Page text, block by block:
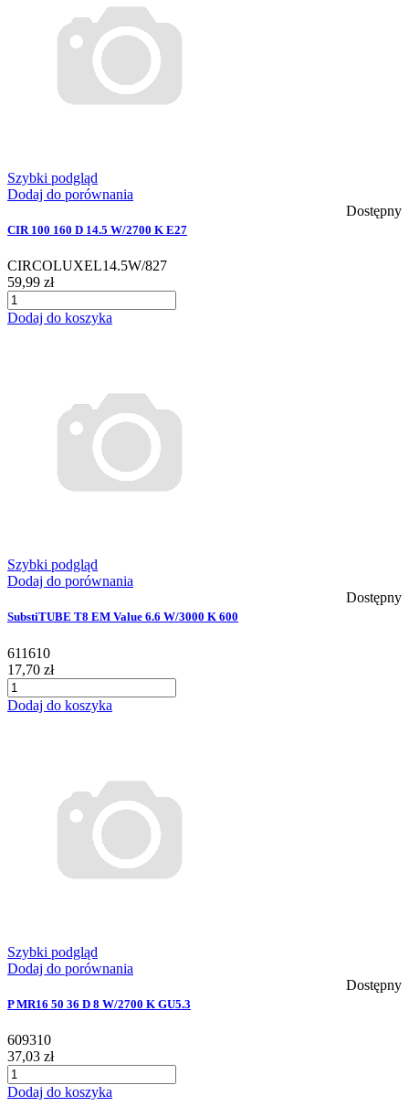
Szybki podgląd
Dodaj do porównania
Dostępny
CIR 100 160 D 14.5 W/2700 K E27
CIRCOLUXEL14.5W/827
59,99 zł
Dodaj do koszyka
Szybki podgląd
Dodaj do porównania
Dostępny
SubstiTUBE T8 EM Value 6.6 W/3000 K 600
611610
17,70 zł
Dodaj do koszyka
Szybki podgląd
Dodaj do porównania
Dostępny
P MR16 50 36 D 8 W/2700 K GU5.3
609310
37,03 zł
Dodaj do koszyka